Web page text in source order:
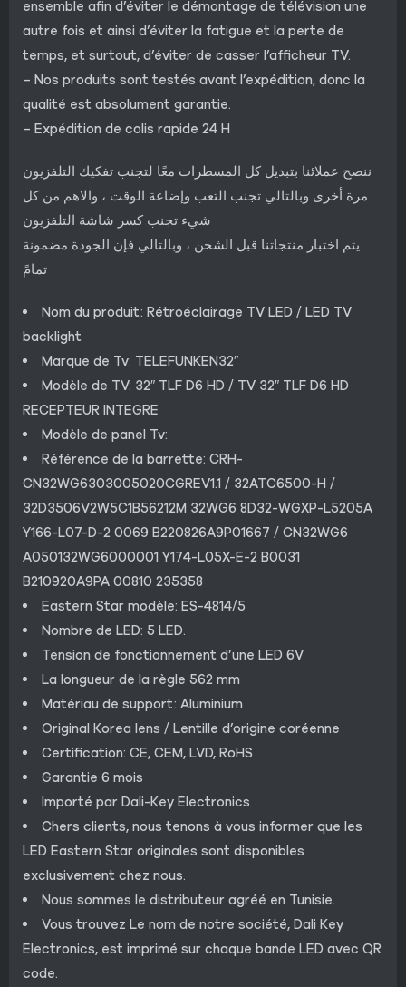
ensemble afin d’éviter le démontage de télévision une
autre fois et ainsi d’éviter la fatigue et la perte de
temps, et surtout, d’éviter de casser l’afficheur TV.
– Nos produits sont testés avant l’expédition, donc la
qualité est absolument garantie.
– Expédition de colis rapide 24 H
ننصح عملائنا بتبديل كل المسطرات معًا لتجنب تفكيك التلفزيون
مرة أخرى وبالتالي تجنب التعب وإضاعة الوقت ، والاهم من كل
شيء تجنب كسر شاشة التلفزيون
يتم اختبار منتجاتنا قبل الشحن ، وبالتالي فإن الجودة مضمونة
تمامً
Nom du produit: Rétroéclairage TV LED / LED TV
backlight
Marque de Tv: TELEFUNKEN32″
Modèle de TV: 32″ TLF D6 HD / TV 32″ TLF D6 HD
RECEPTEUR INTEGRE
Modèle de panel Tv:
Référence de la barrette: CRH-
CN32WG6303005020CGREV1.1 / 32ATC6500-H /
32D3506V2W5C1B56212M 32WG6 8D32-WGXP-L5205A
Y166-L07-D-2 0069 B220826A9P01667 / CN32WG6
A050132WG6000001 Y174-L05X-E-2 B0031
B210920A9PA 00810 235358
Eastern Star modèle: ES-4814/5
Nombre de LED: 5 LED.
Tension de fonctionnement d’une LED 6V
La longueur de la règle 562 mm
Matériau de support: Aluminium
Original Korea lens / Lentille d’origine coréenne
Certification: CE, CEM, LVD, RoHS
Garantie 6 mois
Importé par Dali-Key Electronics
Chers clients, nous tenons à vous informer que les
LED Eastern Star originales sont disponibles
exclusivement chez nous.
Nous sommes le distributeur agréé en Tunisie.
Vous trouvez Le nom de notre société, Dali Key
Electronics, est imprimé sur chaque bande LED avec QR
code.